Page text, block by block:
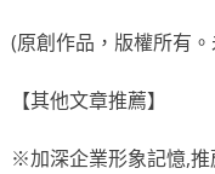
(原創作品，版權所有
【其他文章推薦】
※加深企業形象記憶,推